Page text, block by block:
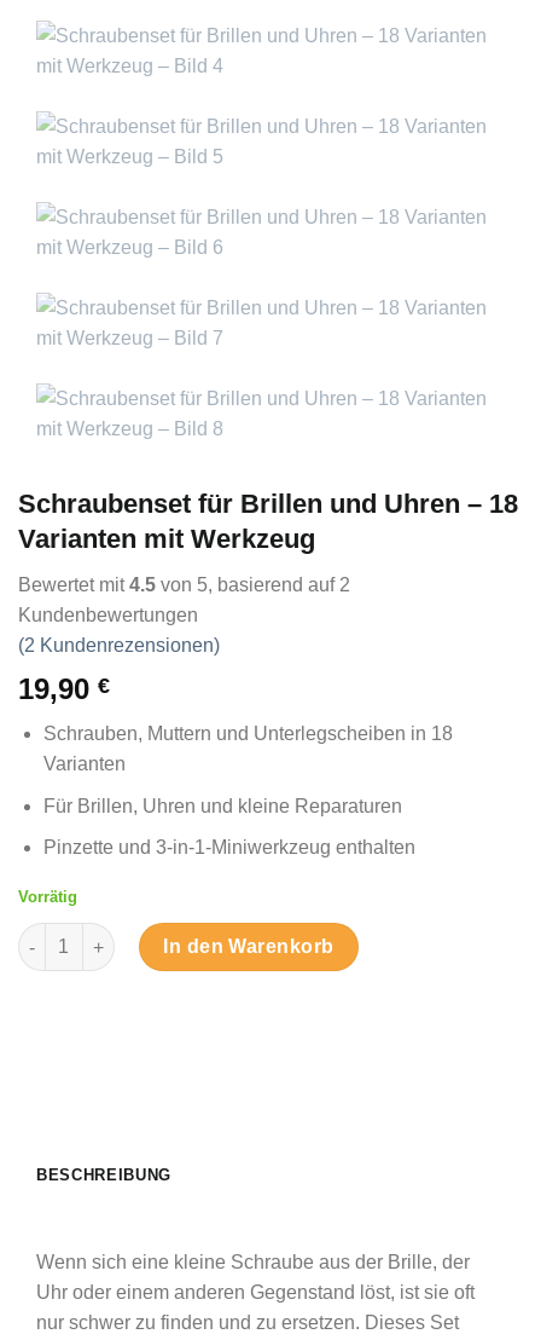
Schraubenset für Brillen und Uhren – 18
Varianten mit Werkzeug
Bewertet mit4.5 von 5, basierend auf 2
Kundenbewertungen
(2 Kundenrezensionen)
19,90 €
Schrauben, Muttern und Unterlegscheiben in 18
Varianten
Für Brillen, Uhren und kleine Reparaturen
Pinzette und 3-in-1-Miniwerkzeug enthalten
Vorrätig
Schraubenset für Brillen und Uhren – 18 Varianten mit
In den Warenkorb
BESCHREIBUNG
Wenn sich eine kleine Schraube aus der Brille, der
Uhr oder einem anderen Gegenstand löst, ist sie oft
nur schwer zu finden und zu ersetzen. Dieses Set